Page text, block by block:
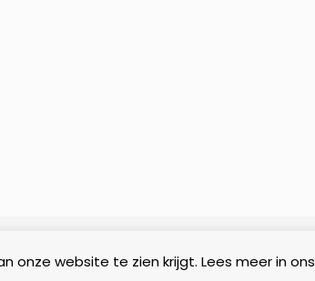
onze website te zien krijgt. Lees meer in ons